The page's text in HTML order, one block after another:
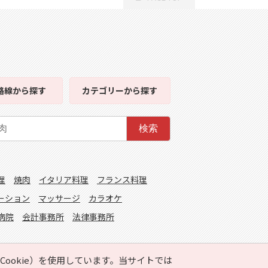
）を使用しています。当サイトでは
線から探す カテゴリーから探す
検索
焼肉 イタリア料理
フランス料理
ション マッサージ
カラオケ
院 会計事務所 法律事務所